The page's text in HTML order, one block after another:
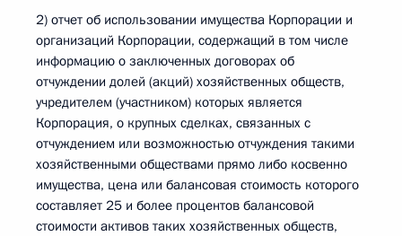
2) отчет об использовании имущества Корпорации и
организаций Корпорации, содержащий в том числе
информацию о заключенных договорах об
отчуждении долей (акций) хозяйственных обществ,
учредителем (участником) которых является
Корпорация, о крупных сделках, связанных с
отчуждением или возможностью отчуждения такими
хозяйственными обществами прямо либо косвенно
имущества, цена или балансовая стоимость которого
составляет 25 и более процентов балансовой
стоимости активов таких хозяйственных обществ,